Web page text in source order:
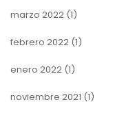
marzo 2022 (1)
febrero 2022 (1)
enero 2022 (1)
noviembre 2021 (1)